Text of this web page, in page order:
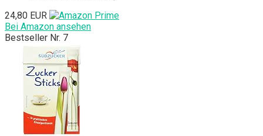
24,80 EUR
Bei Amazon ansehen
Bestseller Nr. 7